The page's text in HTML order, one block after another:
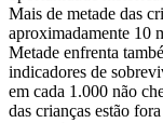
Mais de metade das
aproximadamente 10
Metade enfrenta
indicadores de
em cada 1.000 não
das crianças estão